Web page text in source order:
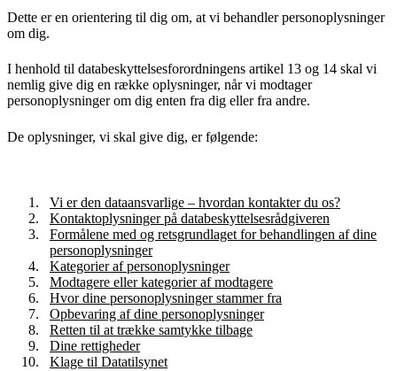
Dette er en orientering til dig om, at vi behandler personoplysninger
om dig.
I henhold til databeskyttelsesforordningens artikel 13 og 14 skal vi
nemlig give dig en række oplysninger, når vi modtager
personoplysninger om dig enten fra dig eller fra andre.
De oplysninger, vi skal give dig, er følgende:
Vi er den dataansvarlige – hvordan kontakter du os?
Kontaktoplysninger på databeskyttelsesrådgiveren
Formålene med og retsgrundlaget for behandlingen af dine
personoplysninger
Kategorier af personoplysninger
Modtagere eller kategorier af modtagere
Hvor dine personoplysninger stammer fra
Opbevaring af dine personoplysninger
Retten til at trække samtykke tilbage
Dine rettigheder
Klage til Datatilsynet